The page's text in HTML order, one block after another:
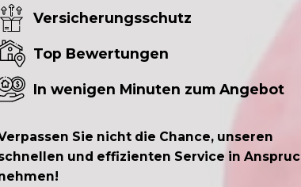
Versicherungsschutz
Top Bewertungen
In wenigen Minuten zum Angebot
Sie nicht die Chance, unseren
und effizienten Service in